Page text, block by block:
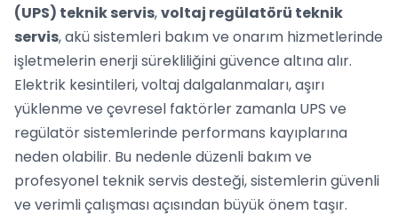
(UPS) teknik servis,voltaj regülatörü teknik
servis, akü sistemleri bakım ve onarım hizmetlerinde
işletmelerin enerji sürekliliğini güvence altına alır.
Elektrik kesintileri, voltaj dalgalanmaları, aşırı
yüklenme ve çevresel faktörler zamanla UPS ve
regülatör sistemlerinde performans kayıplarına
neden olabilir. Bu nedenle düzenli bakım ve
profesyonel teknik servis desteği, sistemlerin güvenli
ve verimli çalışması açısından büyük önem taşır.